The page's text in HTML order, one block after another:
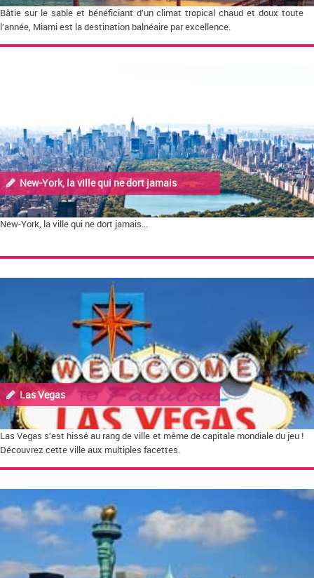
Bâtie sur le sable et bénéficiant d’un climat tropical chaud et doux toute
l’année, Miami est la destination balnéaire par excellence.
New-York, la ville qui ne dort jamais
New-York, la ville qui ne dort jamais...
Las Vegas
Las Vegas s’est hissé au rang de ville et même de capitale mondiale du jeu !
Découvrez cette ville aux multiples facettes.